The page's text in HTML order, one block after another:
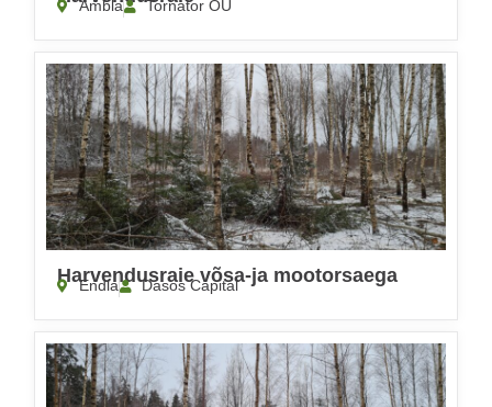
Ambla Tornator OÜ
Harvendusraie võsa-ja mootorsaega
Endla Dasos Capital